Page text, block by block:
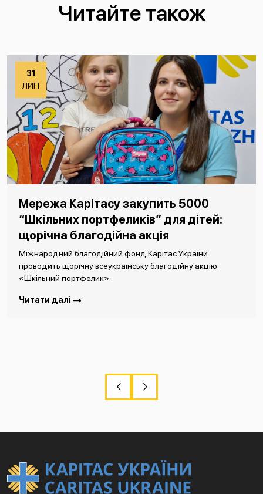
Читайте також
31
ЛИП
Мережа Карітасу закупить 5000
“Шкільних портфеликів” для дітей:
щорічна благодійна акція
Міжнародний благодійний фонд Карітас України
проводить щорічну всеукраїнську благодійну акцію
«Шкільний портфелик».
Читати далі